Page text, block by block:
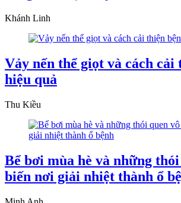
Khánh Linh
Vảy nến thể giọt và cách cải
hiệu quả
Thu Kiều
Bể bơi mùa hè và những
biến nơi giải nhiệt thành ổ